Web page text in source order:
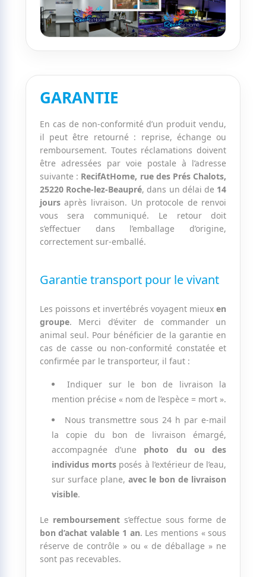
GARANTIE
En cas de non-conformité d’un produit vendu,
il peut être retourné : reprise, échange ou
remboursement. Toutes réclamations doivent
être adressées par voie postale à l’adresse
suivante : RecifAtHome, rue des Prés Chalots,
25220 Roche-lez-Beaupré, dans un délai de 14
joursaprès livraison. Un protocole de renvoi
vous sera communiqué. Le retour doit
s’effectuer dans l’emballage d’origine,
correctement sur-emballé.
Garantie transport pour le vivant
Les poissons et invertébrés voyagent mieuxen
groupe. Merci d’éviter de commander un
animal seul. Pour bénéficier de la garantie en
cas de casse ou non-conformité constatée et
confirmée par le transporteur, il faut :
Indiquer sur le bon de livraison la
mention précise « nom de l’espèce = mort ».
Nous transmettre sous 24 h par e-mail
la copie du bon de livraison émargé,
accompagnée d’une photo du ou des
individus morts posés à l’extérieur de l’eau,
sur surface plane, avec le bon de livraison
visible.
Le remboursements’effectue sous forme de
bon d’achat valable 1 an. Les mentions « sous
réserve de contrôle » ou « de déballage » ne
sont pas recevables.